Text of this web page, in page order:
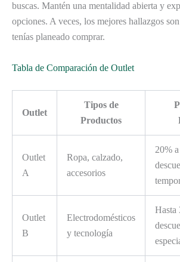
buscas. Mantén una mentalidad abierta y
opciones. A veces, los mejores hallazgos
tenías planeado comprar.
Tabla de Comparación de Outlet
Outlet
Tipos de
Productos
Outlet
A
Ropa, calzado,
accesorios
20%
Outlet
B
Electrodomésticos
y tecnología
Hasta